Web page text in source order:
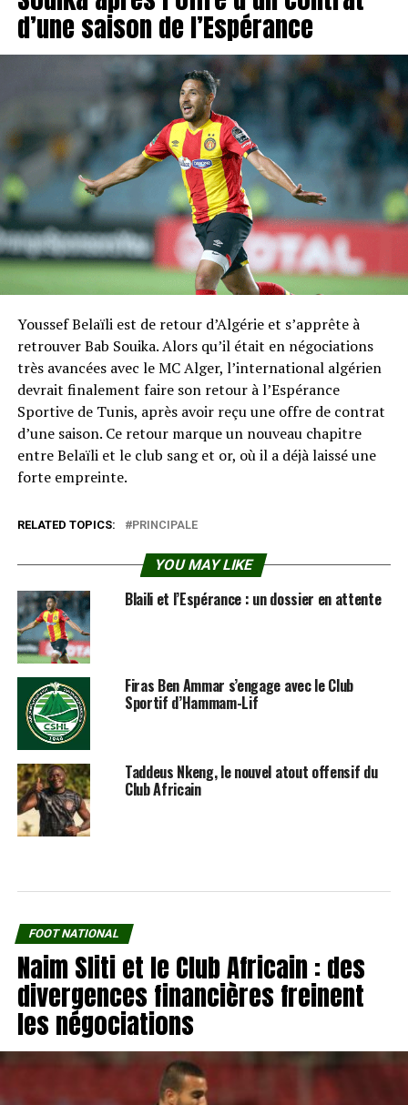
d’une saison de l’Espérance
Youssef Belaïli est de retour d’Algérie et s’apprête à
retrouver Bab Souika. Alors qu’il était en négociations
très avancées avec le MC Alger, l’international algérien
devrait finalement faire son retour à l’Espérance
Sportive de Tunis, après avoir reçu une offre de contrat
d’une saison. Ce retour marque un nouveau chapitre
entre Belaïli et le club sang et or, où il a déjà laissé une
forte empreinte.
RELATED TOPICS: PRINCIPALE
YOU MAY LIKE
Blaili et l’Espérance : un dossier en attente
Firas Ben Ammar s’engage avec le Club
Sportif d’Hammam-Lif
Taddeus Nkeng, le nouvel atout offensif du
Club Africain
FOOT NATIONAL
Naim Sliti et le Club Africain : des
divergences financières freinent
les négociations